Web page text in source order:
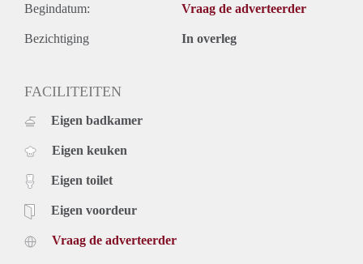
Begindatum: Vraag de adverteerder
Bezichtiging In overleg
FACILITEITEN
Eigen badkamer
Eigen keuken
Eigen toilet
Eigen voordeur
Vraag de adverteerder